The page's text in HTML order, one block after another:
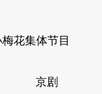
花集体节目
》 京剧